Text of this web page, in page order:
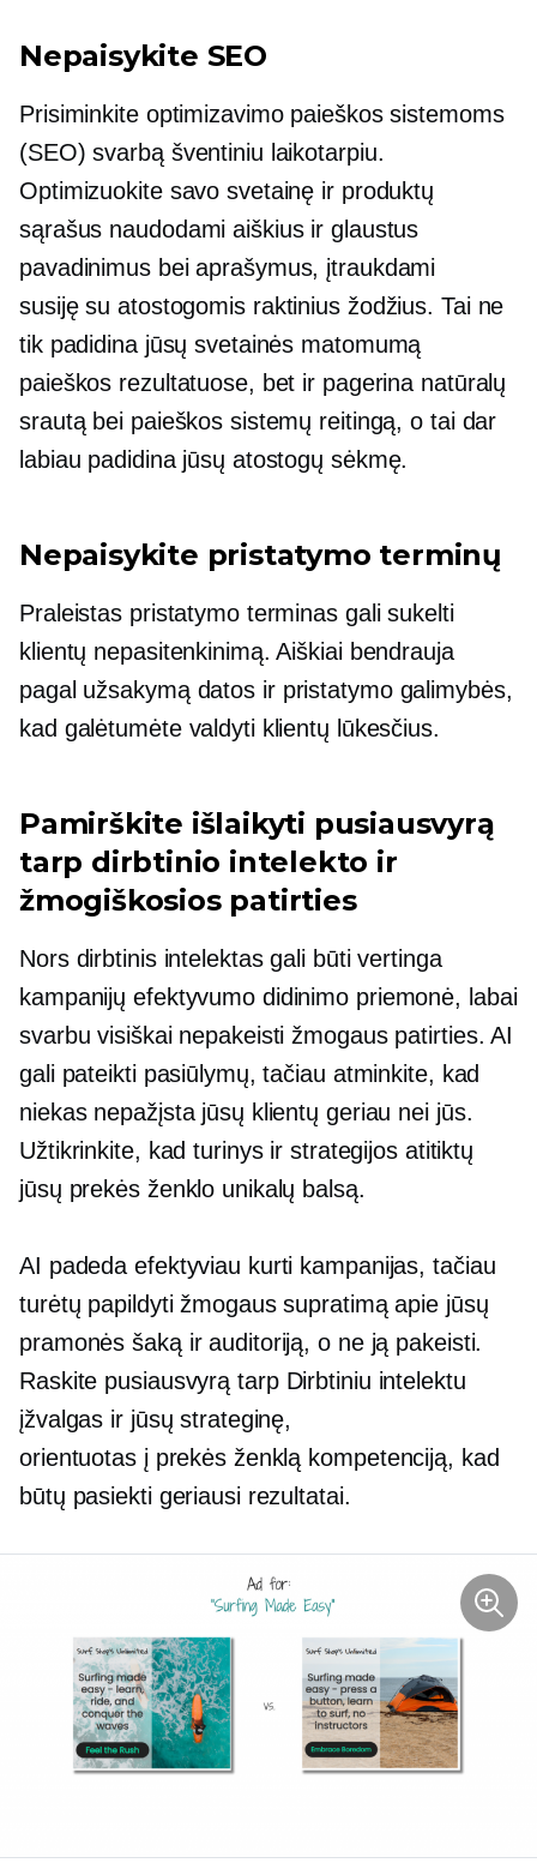
Nepaisykite SEO
Prisiminkite optimizavimo paieškos sistemoms
(SEO) svarbą šventiniu laikotarpiu.
Optimizuokite savo svetainę ir produktų
sąrašus naudodami aiškius ir glaustus
pavadinimus bei aprašymus, įtraukdami
susiję su atostogomisraktinius žodžius. Tai ne
tik padidina jūsų svetainės matomumą
paieškos rezultatuose, bet ir pagerina natūralų
srautą bei paieškos sistemų reitingą, o tai dar
labiau padidina jūsų atostogų sėkmę.
Nepaisykite pristatymo terminų
Praleistas pristatymo terminas gali sukelti
klientų nepasitenkinimą. Aiškiai bendrauja
pagal užsakymądatos ir pristatymo galimybės,
kad galėtumėte valdyti klientų lūkesčius.
Pamirškite išlaikyti pusiausvyrą
tarp dirbtinio intelekto ir
žmogiškosios patirties
Nors dirbtinis intelektas gali būti vertinga
kampanijų efektyvumo didinimo priemonė, labai
svarbu visiškai nepakeisti žmogaus patirties. AI
gali pateikti pasiūlymų, tačiau atminkite, kad
niekas nepažįsta jūsų klientų geriau nei jūs.
Užtikrinkite, kad turinys ir strategijos atitiktų
jūsų prekės ženklo unikalų balsą.
AI padeda efektyviau kurti kampanijas, tačiau
turėtų papildyti žmogaus supratimą apie jūsų
pramonės šaką ir auditoriją, o ne ją pakeisti.
Raskite pusiausvyrą tarp Dirbtiniu intelektu
įžvalgas ir jūsų strateginę,
orientuotas į prekės ženklą kompetenciją, kad
būtų pasiekti geriausi rezultatai.